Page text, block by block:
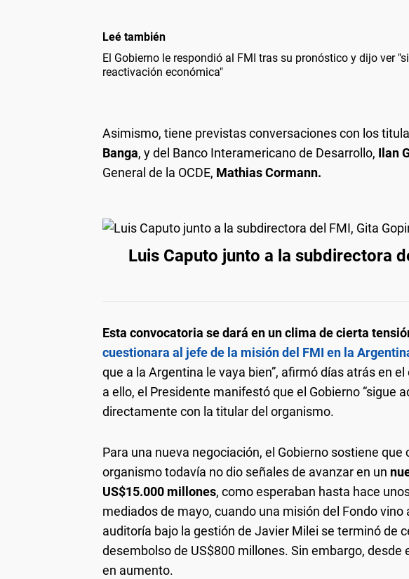
Leé también
El Gobierno le respondió al FMI tras su pronóstico y dijo ver
reactivación económica"
Asimismo, tiene previstas conversaciones con los
Banga, y del Banco Interamericano de Desarrollo, Ilan
General de la OCDE, Mathias Cormann.
Luis Caputo junto a la subdirectora
Esta convocatoria se dará en un clima de cierta
cuestionara al jefe de la misión del FMI en la
que a la Argentina le vaya bien”, afirmó días atrás en
a ello, el Presidente manifestó que el Gobierno “sigue
directamente con la titular del organismo.
Para una nueva negociación, el Gobierno sostiene que
organismo todavía no dio señales de avanzar en un
US$15.000 millones, como esperaban hasta hace
mediados de mayo, cuando una misión del Fondo vino
auditoría bajo la gestión de Javier Milei se terminó de
desembolso de US$800 millones. Sin embargo, desde
en aumento.